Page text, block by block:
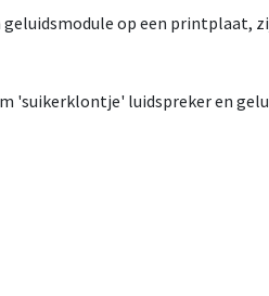
geluidsmodule op een printplaat,
'suikerklontje' luidspreker en